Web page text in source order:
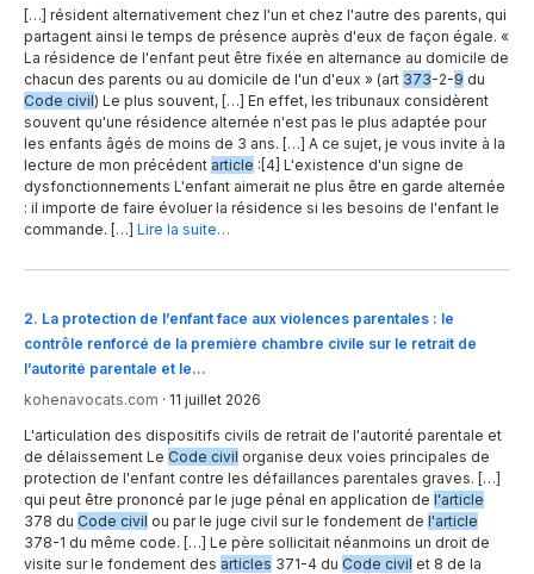
[…] résident alternativement chez l'un et chez l'autre des parents, qui
partagent ainsi le temps de présence auprès d'eux de façon égale. «
La résidence de l'enfant peut être fixée en alternance au domicile de
chacun des parents ou au domicile de l'un d'eux » (art 373-2-9 du
Code civil) Le plus souvent, […] En effet, les tribunaux considèrent
souvent qu'une résidence alternée n'est pas le plus adaptée pour
les enfants âgés de moins de 3 ans. […] A ce sujet, je vous invite à la
lecture de mon précédent article :[4] L'existence d'un signe de
dysfonctionnements L'enfant aimerait ne plus être en garde alternée
: il importe de faire évoluer la résidence si les besoins de l'enfant le
commande. […] Lire la suite…
2. La protection de l’enfant face aux violences parentales : le
contrôle renforcé de la première chambre civile sur le retrait de
l’autorité parentale et le…
kohenavocats.com · 11 juillet 2026
L'articulation des dispositifs civils de retrait de l'autorité parentale et
de délaissement Le Code civil organise deux voies principales de
protection de l'enfant contre les défaillances parentales graves. […]
qui peut être prononcé par le juge pénal en application de l'article
378 du Code civil ou par le juge civil sur le fondement de l'article
378-1 du même code. […] Le père sollicitait néanmoins un droit de
visite sur le fondement des articles 371-4 du Code civil et 8 de la